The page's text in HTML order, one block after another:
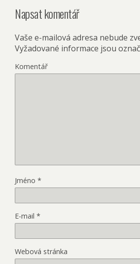
Napsat komentář
Vaše e-mailová adresa nebude
Vyžadované informace jsou
Komentář
Jméno *
E-mail *
Webová stránka